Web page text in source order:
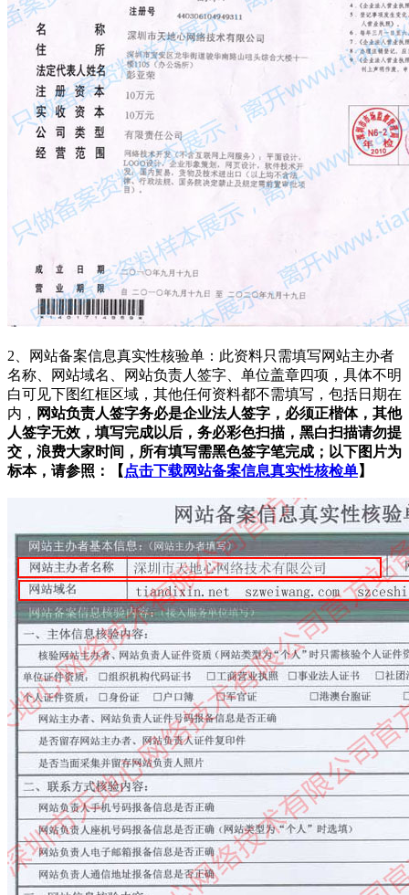
2、网站备案信息真实性核验单：此资料只需填写网站主办者
名称、网站域名、网站负责人签字、单位盖章四项，具体不明
白可见下图红框区域，其他任何资料都不需填写，包括日期在
内， 网站负责人签字务必是企业法人签字，必须正楷体，其他
人签字无效，填写完成以后，务必彩色扫描，黑白扫描请勿提
交，浪费大家时间，所有填写需黑色签字笔完成；以下图片为
标本，请参照：【 点击下载网站备案信息真实性核检单】